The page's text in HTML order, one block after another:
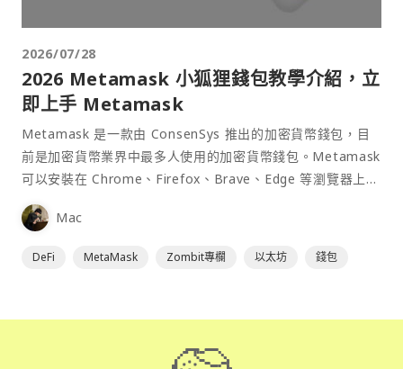
2026/07/28
2026 Metamask 小狐狸錢包教學介紹，立
即上手 Metamask
Metamask 是一款由 ConsenSys 推出的加密貨幣錢包，目
前是加密貨幣業界中最多人使用的加密貨幣錢包。Metamask
可以安裝在 Chrome、Firefox、Brave、Edge 等瀏覽器上作
為插件使用，具備許多功能且使用上非常方便。
Mac
DeFi MetaMask Zombit專欄 以太坊 錢包